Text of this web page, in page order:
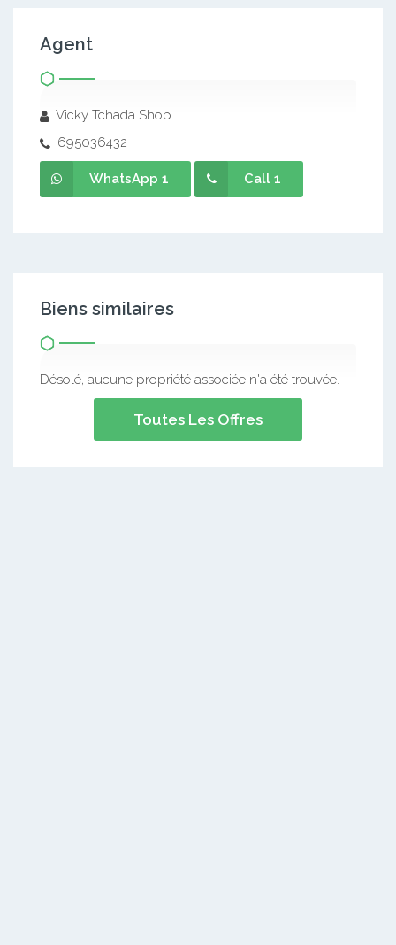
Agent
Vicky Tchada Shop
695036432
WhatsApp 1 Call 1
Biens similaires
Désolé, aucune propriété associée n'a été trouvée.
Toutes Les Offres